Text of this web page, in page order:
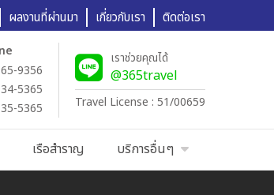
ผลงานที่ผ่านมา เกี่ยวกับเรา ติดต่อเรา
9356
5365
5365
เราช่วยคุณได้
@365travel
Travel License : 51/00659
เรือสำราญ บริการอื่นๆ